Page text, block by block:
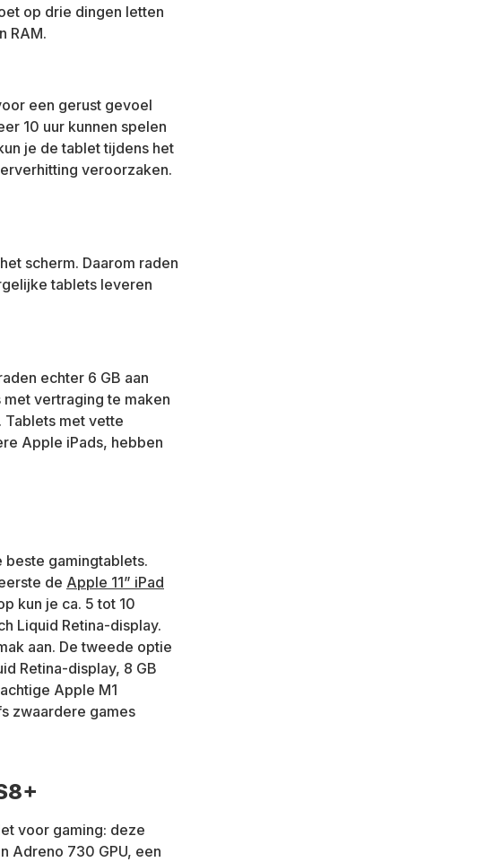
op drie dingen letten
RAM.
een gerust gevoel
10 uur kunnen spelen
je de tablet tijdens het
veroorzaken.
scherm. Daarom raden
tablets leveren
echter 6 GB aan
vertraging te maken
Tablets met vette
Apple iPads, hebben
gamingtablets.
de Apple 11” iPad
kun je ca. 5 tot 10
Liquid Retina-display.
aan. De tweede optie
Retina-display, 8 GB
Apple M1
zwaardere games
voor gaming: deze
Adreno 730 GPU, een